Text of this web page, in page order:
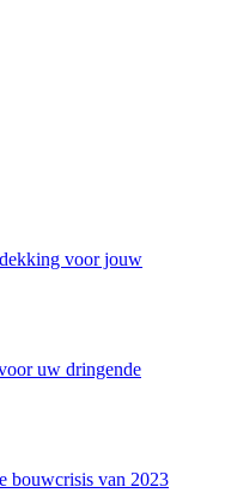
voor jouw
uw dringende
bouwcrisis van 2023